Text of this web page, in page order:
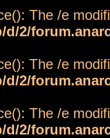
The /e
d/2/
The /e
d/2/
The /e
d/2/